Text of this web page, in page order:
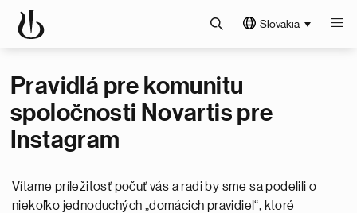
Slovakia
Pravidlá pre komunitu
spoločnosti Novartis pre
Instagram
Vítame príležitosť počuť vás a radi by sme sa podelili o
niekoľko jednoduchých „domácich pravidiel“, ktoré